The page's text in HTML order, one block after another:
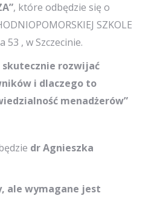
, które odbędzie się o
SZKOLE
53 , w Szczecinie.
skutecznie rozwijać
i dlaczego to
menadżerów”
dr Agnieszka
ale wymagane jest